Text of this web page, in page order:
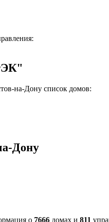
на-Дону список домов:
Дону
о 7666 домах и 811